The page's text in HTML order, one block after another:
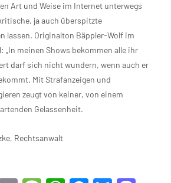
Art und Weise im Internet unterwegs
ja auch überspitzte
lassen. Originalton Bäppler-Wolf im
„In meinen Shows bekommen alle ihr
darf sich nicht wundern, wenn auch er
Mit Strafanzeigen und
zeugt von keiner, von einem
Gelassenheit.
Rechtsanwalt